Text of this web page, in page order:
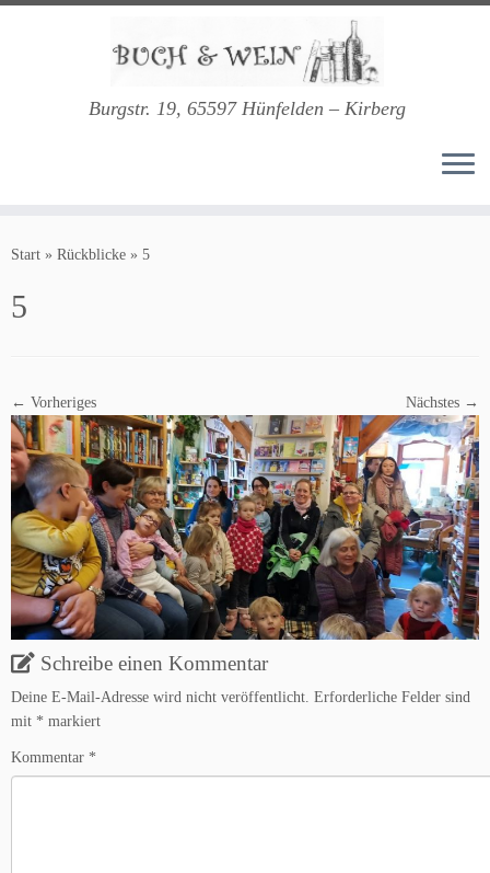
Inhalt
Burgstr. 19, 65597 Hünfelden – Kirberg
Start » Rückblicke » 5
5
← Vorheriges Nächstes →
Schreibe einen Kommentar
Deine E-Mail-Adresse wird nicht veröffentlicht. Erforderliche Felder sind
mit * markiert
Kommentar *